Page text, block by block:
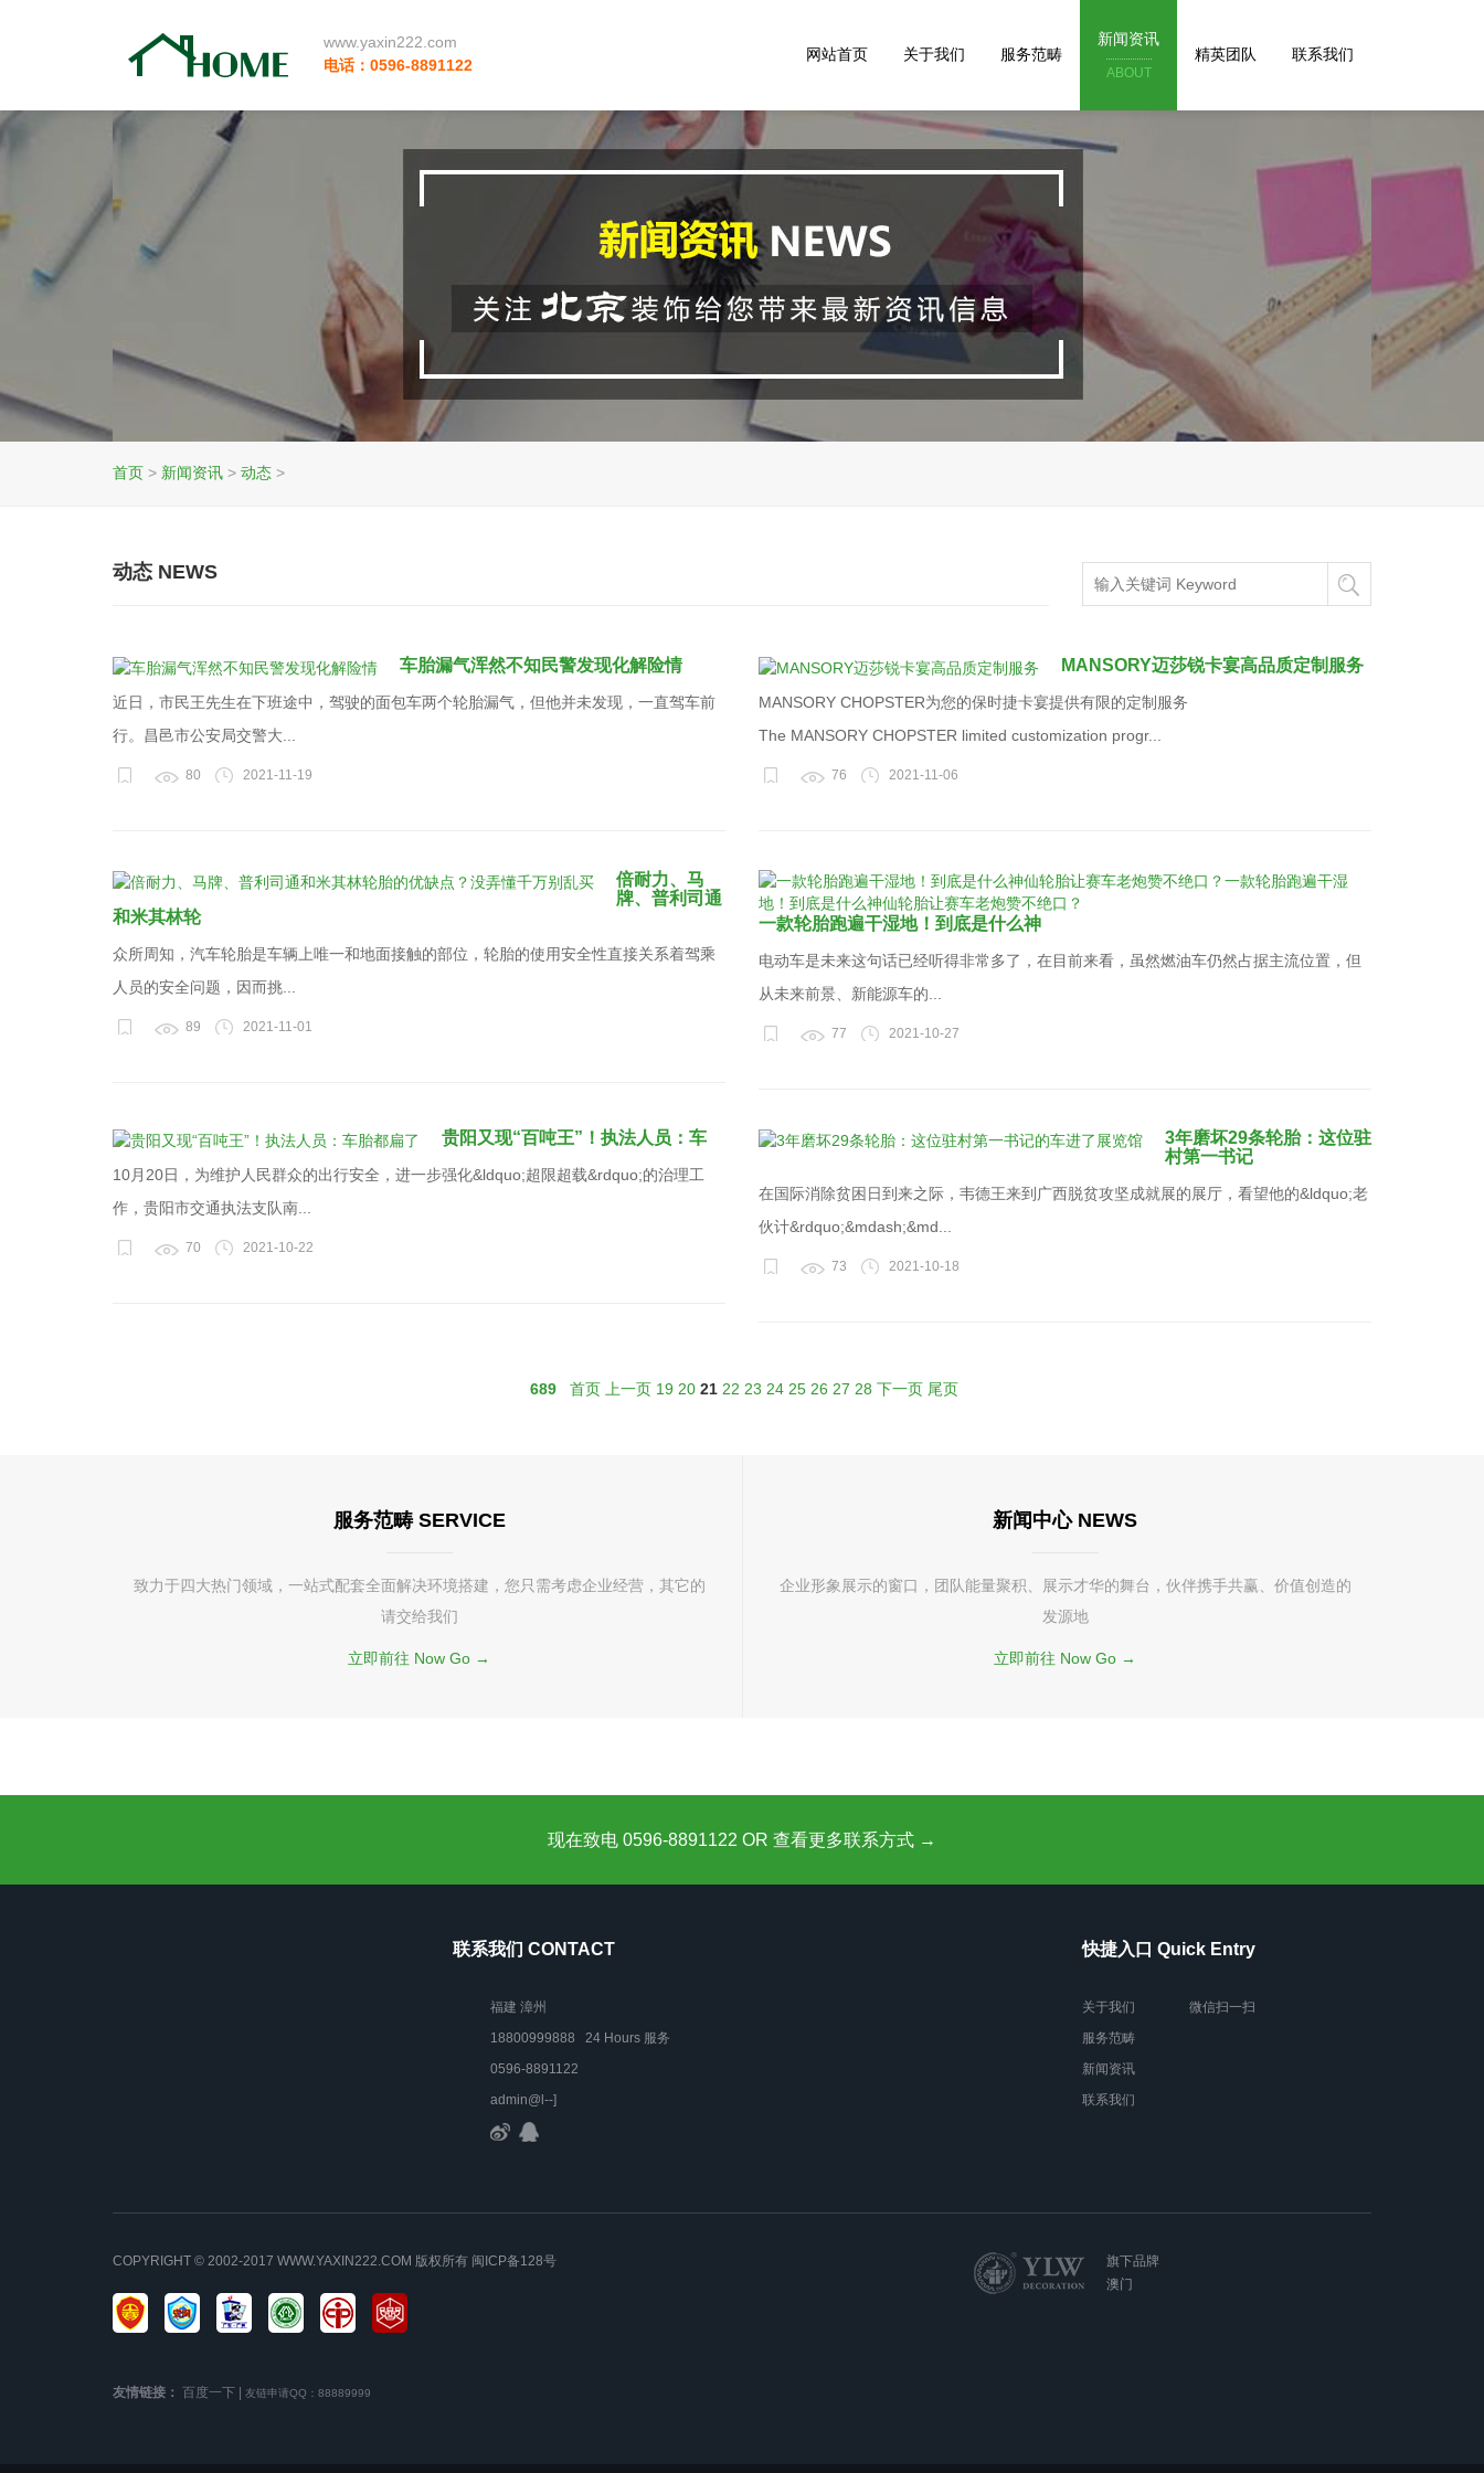
www.yaxin222.com
电话：0596-8891122
网站首页 关于我们 服务范畴
新闻资讯
ABOUT
精英团队 联系我们
首页 > 新闻资讯 > 动态 >
动态 NEWS
车胎漏气浑然不知民警发现化解险情
近日，市民王先生在下班途中，驾驶的面包车两个轮胎漏气，但他并未发现，一直驾车前
行。昌邑市公安局交警大...
80 2021-11-19
MANSORY迈莎锐卡宴高品质定制服务
MANSORY CHOPSTER为您的保时捷卡宴提供有限的定制服务
The MANSORY CHOPSTER limited customization progr...
76 2021-11-06
倍耐力、马
牌、普利司通
和米其林轮
众所周知，汽车轮胎是车辆上唯一和地面接触的部位，轮胎的使用安全性直接关系着驾乘
人员的安全问题，因而挑...
89 2021-11-01
一款轮胎跑遍干湿地！到底是什么神
电动车是未来这句话已经听得非常多了，在目前来看，虽然燃油车仍然占据主流位置，但
从未来前景、新能源车的...
77 2021-10-27
贵阳又现“百吨王”！执法人员：车
10月20日，为维护人民群众的出行安全，进一步强化&ldquo;超限超载&rdquo;的治理工
作，贵阳市交通执法支队南...
70 2021-10-22
3年磨坏29条轮胎：这位驻
村第一书记
在国际消除贫困日到来之际，韦德王来到广西脱贫攻坚成就展的展厅，看望他的&ldquo;老
伙计&rdquo;&mdash;&md...
73 2021-10-18
689 首页 上一页 19 20 21 22 23 24 25 26 27 28 下一页 尾页
服务范畴 SERVICE
致力于四大热门领域，一站式配套全面解决环境搭建，您只需考虑企业经营，其它的
请交给我们
立即前往 Now Go →
新闻中心 NEWS
企业形象展示的窗口，团队能量聚积、展示才华的舞台，伙伴携手共赢、价值创造的
发源地
立即前往 Now Go →
现在致电 0596-8891122 OR 查看更多联系方式 →
联系我们 CONTACT
福建 漳州
18800999888 24 Hours 服务
0596-8891122
admin@l--]
快捷入口 Quick Entry
关于我们
服务范畴
新闻资讯
联系我们
微信扫一扫
COPYRIGHT © 2002-2017 WWW.YAXIN222.COM 版权所有 闽ICP备128号
旗下品牌
澳门
友情链接： 百度一下 友链申请QQ：88889999